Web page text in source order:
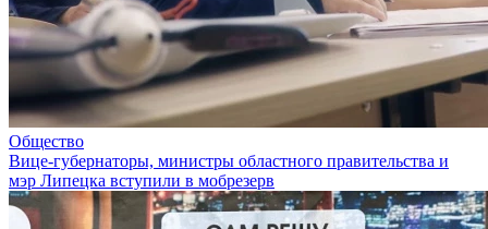
Общество
Вице-губернаторы, министры областного правительства и
мэр Липецка вступили в мобрезерв